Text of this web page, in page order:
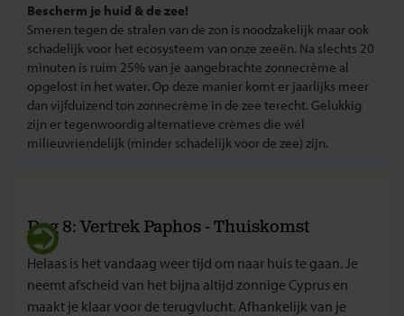
Bescherm je huid & de zee!
Smeren tegen de stralen van de zon is noodzakelijk maar ook
schadelijk voor het ecosysteem van onze zeeën. Na slechts 20
minuten is ruim 25% van je aangebrachte zonnecrème al
opgelost in het water. Op deze manier komt er jaarlijks meer
dan vijfduizend ton zonnecrème in de zee terecht. Gelukkig
zijn er tegenwoordig alternatieve crèmes die wél
milieuvriendelijk (minder schadelijk voor de zee) zijn.
Dag 8: Vertrek Paphos - Thuiskomst
Helaas is het vandaag weer tijd om naar huis te gaan. Je
neemt afscheid van het bijna altijd zonnige Cyprus en
maakt je klaar voor de terugvlucht. Afhankelijk van je